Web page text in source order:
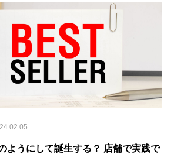
ようにして誕生する？ 店舗で実践で